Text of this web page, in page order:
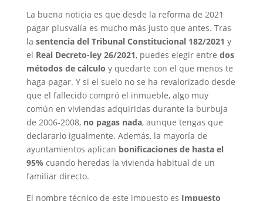
La buena noticia es que desde la reforma de 2021
pagar plusvalía es mucho más justo que antes. Tras
la sentencia del Tribunal Constitucional 182/2021 y
el Real Decreto-ley 26/2021, puedes elegir entre dos
métodos de cálculo y quedarte con el que menos te
haga pagar. Y si el suelo no se ha revalorizado desde
que el fallecido compró el inmueble, algo muy
común en viviendas adquiridas durante la burbuja
de 2006-2008, no pagas nada, aunque tengas que
declararlo igualmente. Además, la mayoría de
ayuntamientos aplican bonificaciones de hasta el
95% cuando heredas la vivienda habitual de un
familiar directo.
El nombre técnico de este impuesto es Impuesto